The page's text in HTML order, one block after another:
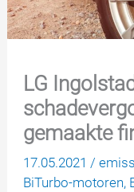
LG
gemaakte
17.05.2021/
BiTurbo-motoren,